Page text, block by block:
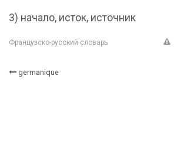
3) начало, исток, источник
Французско-русский словарь
germanique